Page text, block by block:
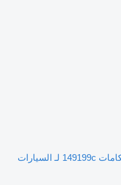
عمود الكامات 149199c لـ السيارات